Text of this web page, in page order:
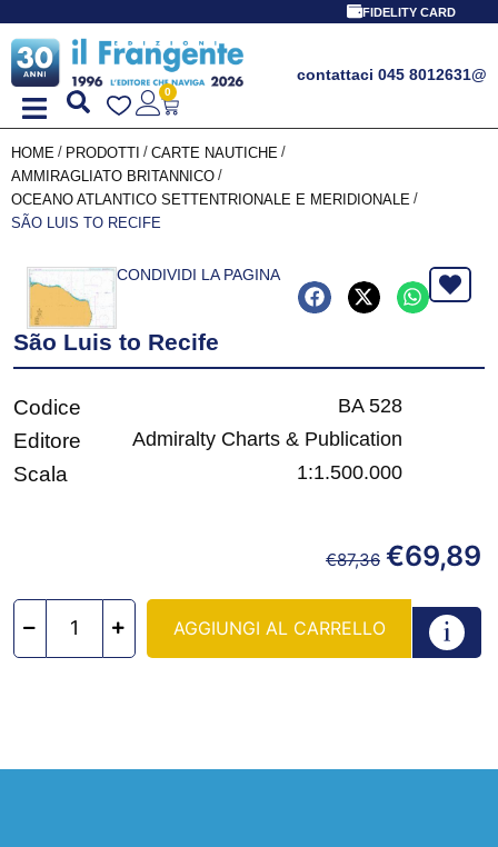
FIDELITY CARD
contattaci 045 8012631@
0
HOME / PRODOTTI / CARTE NAUTICHE /
AMMIRAGLIATO BRITANNICO /
OCEANO ATLANTICO SETTENTRIONALE E MERIDIONALE /
SÃO LUIS TO RECIFE
CONDIVIDI LA PAGINA
São Luis to Recife
Codice BA 528
Editore Admiralty Charts & Publication
Scala 1:1.500.000
€87,36 €69,89
AGGIUNGI AL CARRELLO